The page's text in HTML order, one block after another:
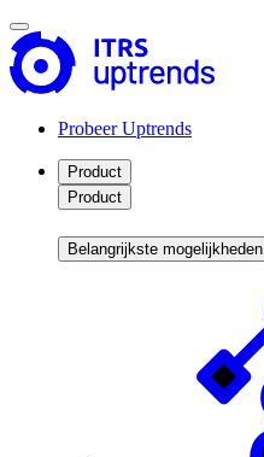
Probeer Uptrends
Product
Product
Belangrijkste mogelijkheden